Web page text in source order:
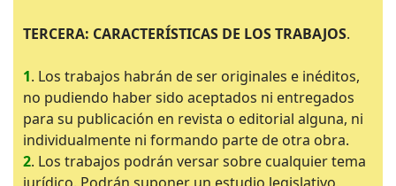
TERCERA: CARACTERÍSTICAS DE LOS TRABAJOS.
1. Los trabajos habrán de ser originales e inéditos,
no pudiendo haber sido aceptados ni entregados
para su publicación en revista o editorial alguna, ni
individualmente ni formando parte de otra obra.
2. Los trabajos podrán versar sobre cualquier tema